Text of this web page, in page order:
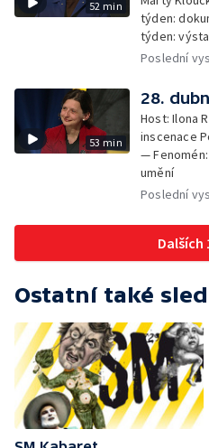
52 min
týden:
týden:
utrpení —
Poslední
53 min
28.
Host: Ilona
inscenace
—
umění
Poslední
Dalších
Ostatní také